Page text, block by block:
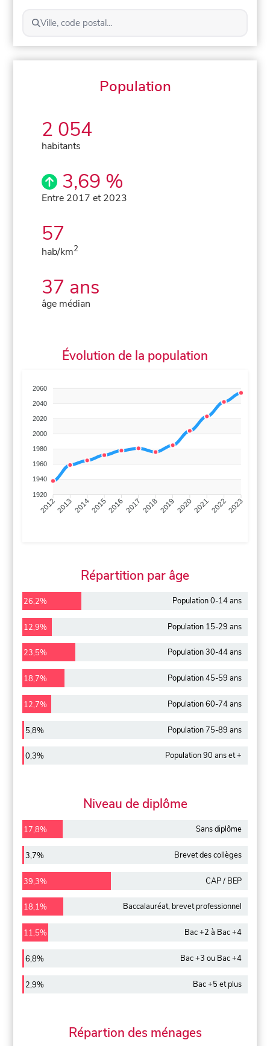
Ville, code postal...
Population
2 054
habitants
3,69 %
Entre 2017 et 2023
57
hab/km2
37 ans
âge médian
Évolution de la population
2060
2040
2020
2000
1980
1960
1940
1920
201220132014201520162017 20182019 2020202120222023
Répartition par âge
26,2% Population 0-14 ans
12,9% Population 15-29 ans
23,5% Population 30-44 ans
18,7% Population 45-59 ans
12,7% Population 60-74 ans
5,8% Population 75-89 ans
0,3% Population 90 ans et +
Niveau de diplôme
17,8% Sans diplôme
3,7% Brevet des collèges
39,3% CAP / BEP
18,1% Baccalauréat, brevet professionnel
11,5% Bac +2 à Bac +4
6,8% Bac +3 ou Bac +4
2,9% Bac +5 et plus
Répartion des ménages